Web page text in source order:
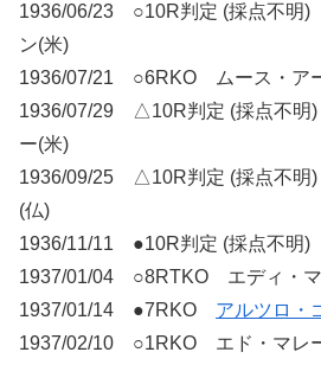
1936/06/23 ○10R判定 (採点不明)
ン(米)
1936/07/21 ○6RKO ムース・ア
1936/07/29 △10R判定 (採点不明
ー(米)
1936/09/25 △10R判定 (採点不明
(仏)
1936/11/11 ●10R判定 (採点不明)
1937/01/04 ○8RTKO エディ・マ
1937/01/14 ●7RKO アルツロ・
1937/02/10 ○1RKO エド・マレ